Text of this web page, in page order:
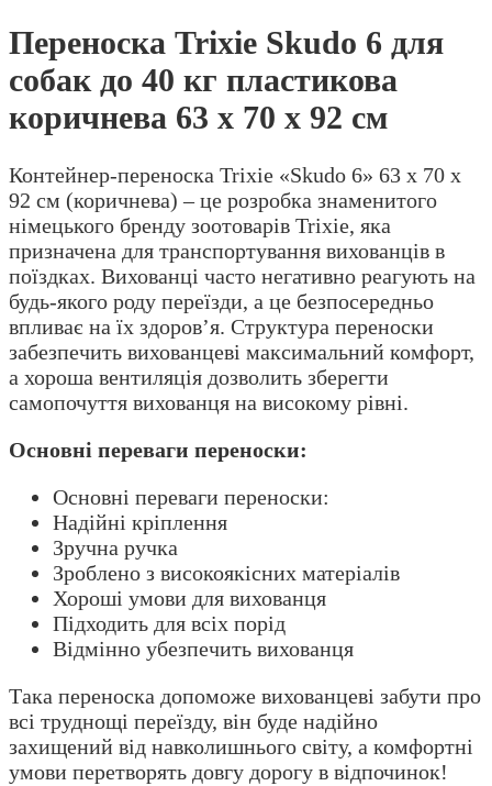
x
70
x
92
кількість
Переноска Trixie Skudo 6 для
собак до 40 кг пластикова
коричнева 63 x 70 x 92 см
Контейнер-переноска Trixie «Skudo 6» 63 x 70 x
92 см (коричнева) – це розробка знаменитого
німецького бренду зоотоварів Trixie, яка
призначена для транспортування вихованців в
поїздках. Вихованці часто негативно реагують на
будь-якого роду переїзди, а це безпосередньо
впливає на їх здоров’я. Структура переноски
забезпечить вихованцеві максимальний комфорт,
а хороша вентиляція дозволить зберегти
самопочуття вихованця на високому рівні.
Основні переваги переноски:
Основні переваги переноски:
Надійні кріплення
Зручна ручка
Зроблено з високоякісних матеріалів
Хороші умови для вихованця
Підходить для всіх порід
Відмінно убезпечить вихованця
Така переноска допоможе вихованцеві забути про
всі труднощі переїзду, він буде надійно
захищений від навколишнього світу, а комфортні
умови перетворять довгу дорогу в відпочинок!